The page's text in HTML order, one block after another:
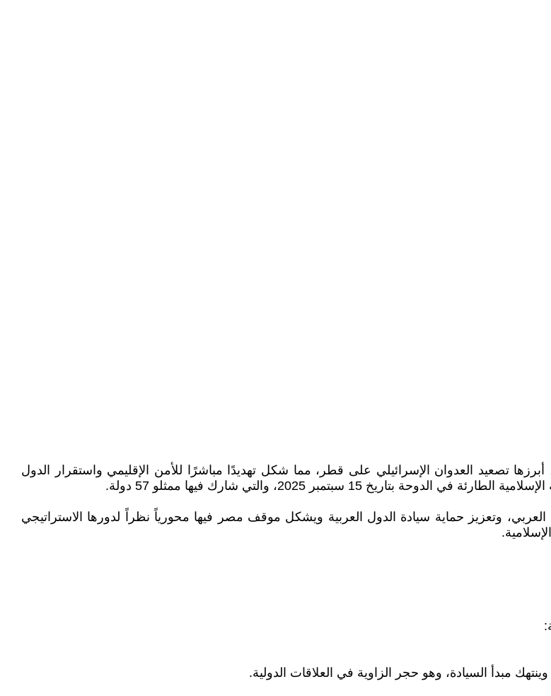
تصعيد العدوان الإسرائيلي على قطر، مما شكل تهديدًا مباشرًا للأمن الإقليمي واستقرار الدول
15 سبتمبر 2025، والتي شارك فيها ممثلو 57 دولة.
وتعزيز حماية سيادة الدول العربية ويشكل موقف مصر فيها محورياً نظراً لدورها الاستراتيجي
مبدأ السيادة، وهو حجر الزاوية في العلاقات الدولية.